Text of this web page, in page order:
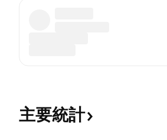
主要統計